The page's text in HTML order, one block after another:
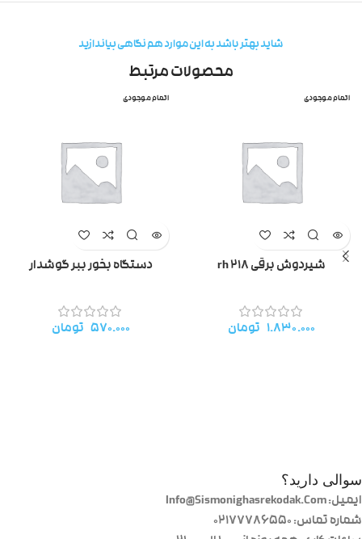
شاید بهتر باشد به این موارد هم نگاهی بیاندازید
محصولات مرتبط
اتمام موجودی
شیردوش برقی rh 218
۱.۸۳۰.۰۰۰ تومان
اتمام موجودی
دستگاه بخور ببر گوشدار
۵۷۰.۰۰۰ تومان
سوالی دارید؟
ایمیل: Info@Sismonighasrekodak.Com
شماره تماس: 02177786550